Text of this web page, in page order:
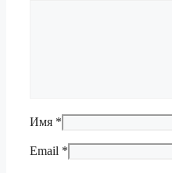
Имя *
Email *